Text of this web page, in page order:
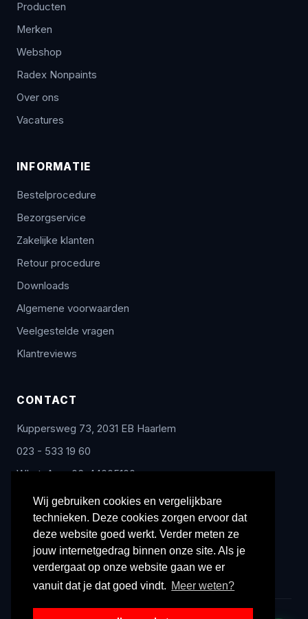
Wij gebruiken cookies en vergelijkbare
technieken. Deze cookies zorgen ervoor dat
deze website goed werkt. Verder meten ze
jouw internetgedrag binnen onze site. Als je
verdergaat op onze website gaan we er
vanuit dat je dat goed vindt. Meer weten?
Producten
Merken
Webshop
Radex Nonpaints
Over ons
Vacatures
INFORMATIE
Bestelprocedure
Bezorgservice
Zakelijke klanten
Retour procedure
Downloads
Algemene voorwaarden
Veelgestelde vragen
Klantreviews
CONTACT
Kuppersweg 73, 2031 EB Haarlem
023 - 533 19 60
WhatsApp: 06-44005100
info@radex-benelux.nl
Ma – Vrij: 9:00 – 17:00